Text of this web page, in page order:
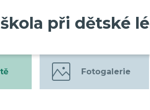
při dětské
Fotogalerie